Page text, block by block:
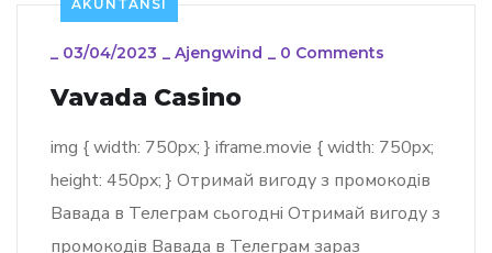
AKUNTANSI
_ 03/04/2023 _ Ajengwind _ 0 Comments
Vavada Casino
img { width: 750px; } iframe.movie { width: 750px;
height: 450px; } Отримай вигоду з промокодів
Вавада в Телеграм сьогодні Отримай вигоду з
промокодів Вавада в Телеграм зараз